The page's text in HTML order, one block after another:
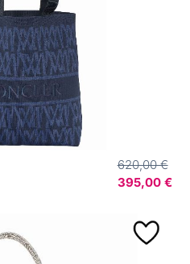
620,00 €
395,00 €